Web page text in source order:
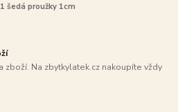
šedá proužky 1cm
zboží. Na zbytkylatek.cz nakoupíte vždy